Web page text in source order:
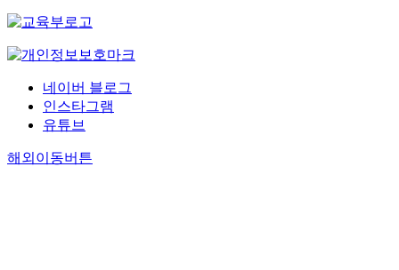
네이버 블로그
인스타그램
유튜브
해외이동버튼